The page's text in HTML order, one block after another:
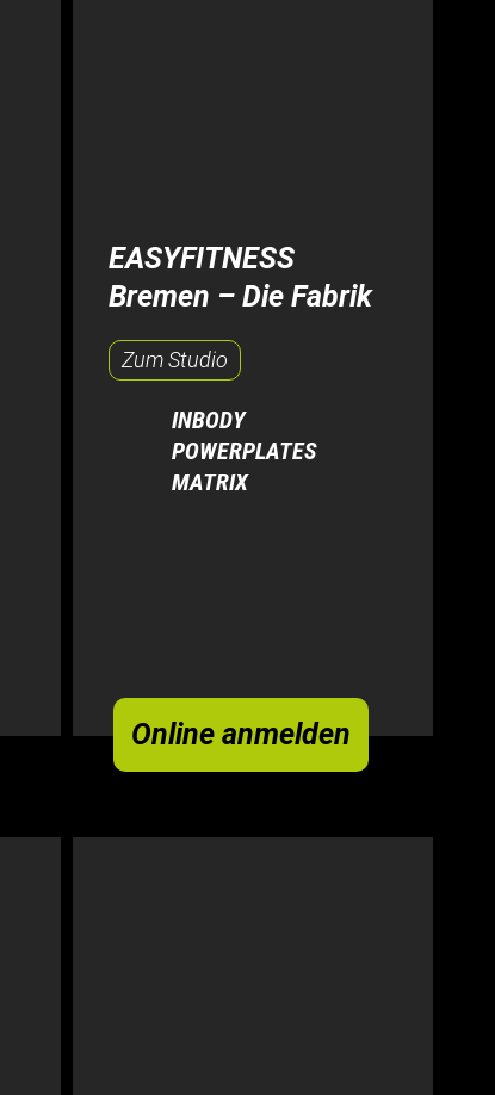
EASYFITNESS
Bremen – Die Fabrik
Zum Studio
INBODY
POWERPLATES
MATRIX
Online anmelden